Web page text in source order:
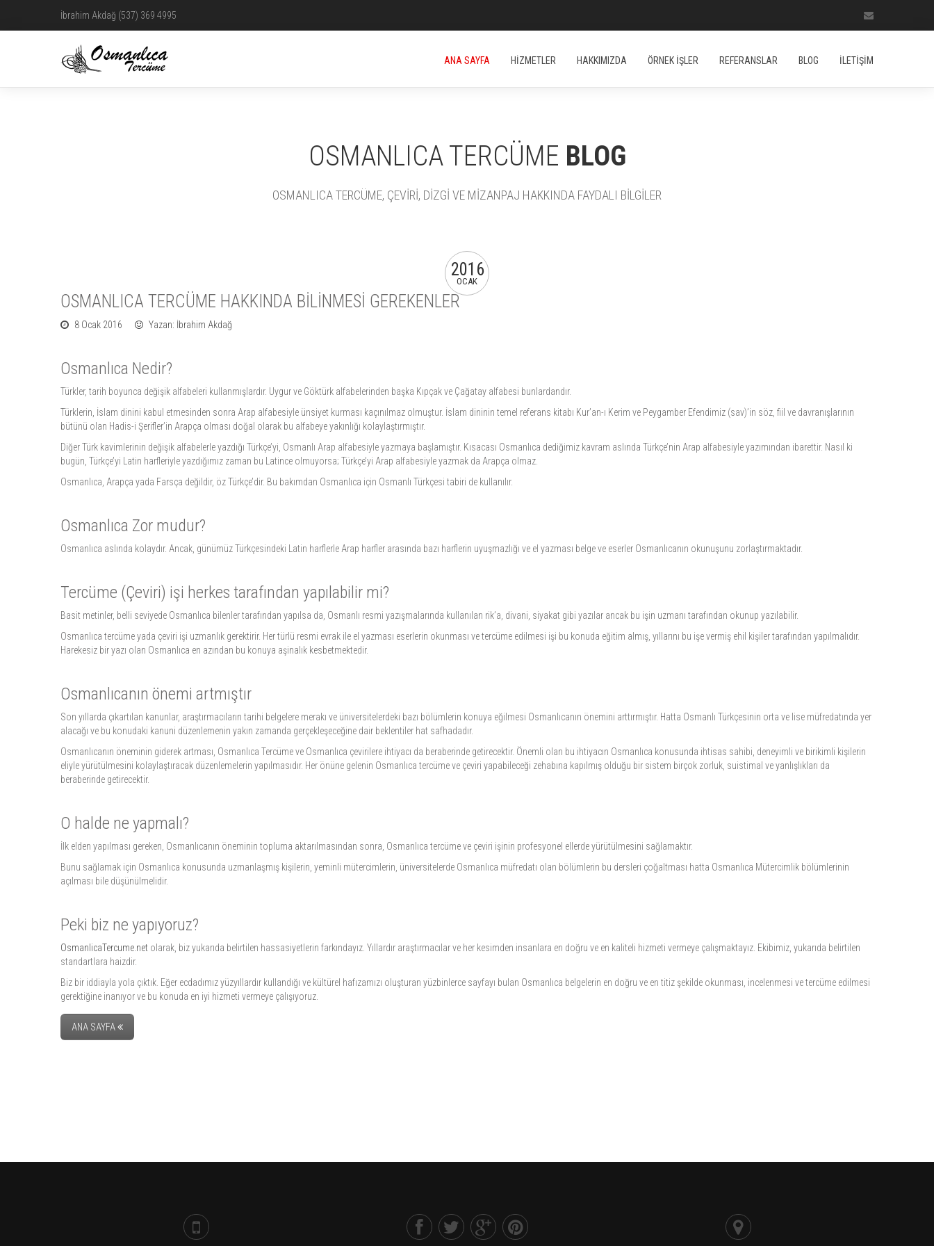
İbrahim Akdağ (537) 369 4995
ANA SAYFA HİZMETLER HAKKIMIZDA ÖRNEK İŞLER REFERANSLAR BLOG İLETİŞİM
OSMANLICA TERCÜME BLOG
OSMANLICA TERCÜME, ÇEVİRİ, DİZGİ VE MİZANPAJ HAKKINDA FAYDALI BİLGİLER
2016
OCAK
OSMANLICA TERCÜME HAKKINDA BİLİNMESİ GEREKENLER
8 Ocak 2016 Yazan: İbrahim Akdağ
Osmanlıca Nedir?
Türkler, tarih boyunca değişik alfabeleri kullanmışlardır. Uygur ve Göktürk alfabelerinden başka Kıpçak ve Çağatay alfabesi bunlardandır.
Türklerin, İslam dinini kabul etmesinden sonra Arap alfabesiyle ünsiyet kurması kaçınılmaz olmuştur. İslam dininin temel referans kitabı Kur’an-ı Kerim ve Peygamber Efendimiz (sav)’in söz, fiil ve davranışlarının
bütünü olan Hadis-i Şerifler’in Arapça olması doğal olarak bu alfabeye yakınlığı kolaylaştırmıştır.
Diğer Türk kavimlerinin değişik alfabelerle yazdığı Türkçe’yi, Osmanlı Arap alfabesiyle yazmaya başlamıştır. Kısacası Osmanlıca dediğimiz kavram aslında Türkçe’nin Arap alfabesiyle yazımından ibarettir. Nasıl ki
bugün, Türkçe’yi Latin harfleriyle yazdığımız zaman bu Latince olmuyorsa; Türkçe’yi Arap alfabesiyle yazmak da Arapça olmaz.
Osmanlıca, Arapça yada Farsça değildir, öz Türkçe’dir. Bu bakımdan Osmanlıca için Osmanlı Türkçesi tabiri de kullanılır.
Osmanlıca Zor mudur?
Osmanlıca aslında kolaydır. Ancak, günümüz Türkçesindeki Latin harflerle Arap harfler arasında bazı harflerin uyuşmazlığı ve el yazması belge ve eserler Osmanlıcanın okunuşunu zorlaştırmaktadır.
Tercüme (Çeviri) işi herkes tarafından yapılabilir mi?
Basit metinler, belli seviyede Osmanlıca bilenler tarafından yapılsa da, Osmanlı resmi yazışmalarında kullanılan rik’a, divani, siyakat gibi yazılar ancak bu işin uzmanı tarafından okunup yazılabilir.
Osmanlıca tercüme yada çeviri işi uzmanlık gerektirir. Her türlü resmi evrak ile el yazması eserlerin okunması ve tercüme edilmesi işi bu konuda eğitim almış, yıllarını bu işe vermiş ehil kişiler tarafından yapılmalıdır.
Harekesiz bir yazı olan Osmanlıca en azından bu konuya aşinalık kesbetmektedir.
Osmanlıcanın önemi artmıştır
Son yıllarda çıkartılan kanunlar, araştırmacıların tarihi belgelere merakı ve üniversitelerdeki bazı bölümlerin konuya eğilmesi Osmanlıcanın önemini arttırmıştır. Hatta Osmanlı Türkçesinin orta ve lise müfredatında yer
alacağı ve bu konudaki kanuni düzenlemenin yakın zamanda gerçekleşeceğine dair beklentiler hat safhadadır.
Osmanlıcanın öneminin giderek artması, Osmanlıca Tercüme ve Osmanlıca çevirilere ihtiyacı da beraberinde getirecektir. Önemli olan bu ihtiyacın Osmanlıca konusunda ihtisas sahibi, deneyimli ve birikimli kişilerin
eliyle yürütülmesini kolaylaştıracak düzenlemelerin yapılmasıdır. Her önüne gelenin Osmanlıca tercüme ve çeviri yapabileceği zehabına kapılmış olduğu bir sistem birçok zorluk, suistimal ve yanlışlıkları da
beraberinde getirecektir.
O halde ne yapmalı?
İlk elden yapılması gereken, Osmanlıcanın öneminin topluma aktarılmasından sonra, Osmanlıca tercüme ve çeviri işinin profesyonel ellerde yürütülmesini sağlamaktır.
Bunu sağlamak için Osmanlıca konusunda uzmanlaşmış kişilerin, yeminli mütercimlerin, üniversitelerde Osmanlıca müfredatı olan bölümlerin bu dersleri çoğaltması hatta Osmanlıca Mütercimlik bölümlerinin
açılması bile düşünülmelidir.
Peki biz ne yapıyoruz?
OsmanlicaTercume.net olarak, biz yukarıda belirtilen hassasiyetlerin farkındayız. Yıllardır araştırmacılar ve her kesimden insanlara en doğru ve en kaliteli hizmeti vermeye çalışmaktayız. Ekibimiz, yukarıda belirtilen
standartlara haizdir.
Biz bir iddiayla yola çıktık. Eğer ecdadımız yüzyıllardır kullandığı ve kültürel hafızamızı oluşturan yüzbinlerce sayfayı bulan Osmanlıca belgelerin en doğru ve en titiz şekilde okunması, incelenmesi ve tercüme edilmesi
gerektiğine inanıyor ve bu konuda en iyi hizmeti vermeye çalışıyoruz.
ANA SAYFA